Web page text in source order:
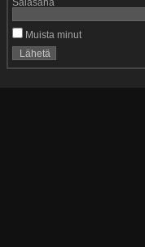
Salasana
Muista minut